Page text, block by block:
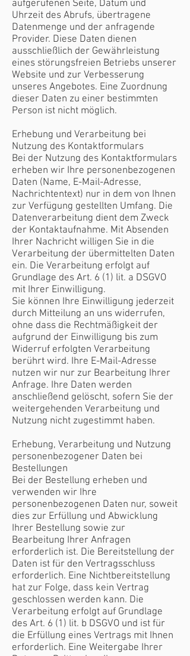
aufgerufenen Seite, Datum und
Uhrzeit des Abrufs, übertragene
Datenmenge und der anfragende
Provider. Diese Daten dienen
ausschließlich der Gewährleistung
eines störungsfreien Betriebs unserer
Website und zur Verbesserung
unseres Angebotes. Eine Zuordnung
dieser Daten zu einer bestimmten
Person ist nicht möglich.
Erhebung und Verarbeitung bei
Nutzung des Kontaktformulars
Bei der Nutzung des Kontaktformulars
erheben wir Ihre personenbezogenen
Daten (Name, E-Mail-Adresse,
Nachrichtentext) nur in dem von Ihnen
zur Verfügung gestellten Umfang. Die
Datenverarbeitung dient dem Zweck
der Kontaktaufnahme. Mit Absenden
Ihrer Nachricht willigen Sie in die
Verarbeitung der übermittelten Daten
ein. Die Verarbeitung erfolgt auf
Grundlage des Art. 6 (1) lit. a DSGVO
mit Ihrer Einwilligung.
Sie können Ihre Einwilligung jederzeit
durch Mitteilung an uns widerrufen,
ohne dass die Rechtmäßigkeit der
aufgrund der Einwilligung bis zum
Widerruf erfolgten Verarbeitung
berührt wird. Ihre E-Mail-Adresse
nutzen wir nur zur Bearbeitung Ihrer
Anfrage. Ihre Daten werden
anschließend gelöscht, sofern Sie der
weitergehenden Verarbeitung und
Nutzung nicht zugestimmt haben.
Erhebung, Verarbeitung und Nutzung
personenbezogener Daten bei
Bestellungen
Bei der Bestellung erheben und
verwenden wir Ihre
personenbezogenen Daten nur, soweit
dies zur Erfüllung und Abwicklung
Ihrer Bestellung sowie zur
Bearbeitung Ihrer Anfragen
erforderlich ist. Die Bereitstellung der
Daten ist für den Vertragsschluss
erforderlich. Eine Nichtbereitstellung
hat zur Folge, dass kein Vertrag
geschlossen werden kann. Die
Verarbeitung erfolgt auf Grundlage
des Art. 6 (1) lit. b DSGVO und ist für
die Erfüllung eines Vertrags mit Ihnen
erforderlich. Eine Weitergabe Ihrer